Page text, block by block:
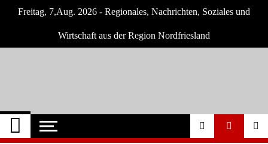
Freitag, 7,Aug. 2026 - Regionales, Nachrichten, Soziales und
Wirtschaft aus der Region Nordfriesland
Nordfriesland O.
Nachrichten für Nordfriesland und Husum